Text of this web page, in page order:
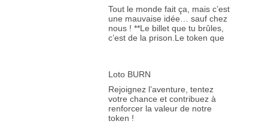
Tout le monde fait ça, mais c’est
une mauvaise idée… sauf chez
nous ! **Le billet que tu brûles,
c’est de la prison.Le token que
Loto BURN
Rejoignez l’aventure, tentez
votre chance et contribuez à
renforcer la valeur de notre
token !